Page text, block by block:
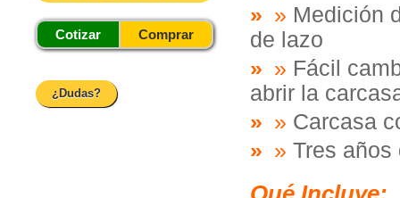
Cotizar Comprar
¿Dudas?
» Medición
de lazo
» Fácil
abrir la
» Carcasa
» Tres años